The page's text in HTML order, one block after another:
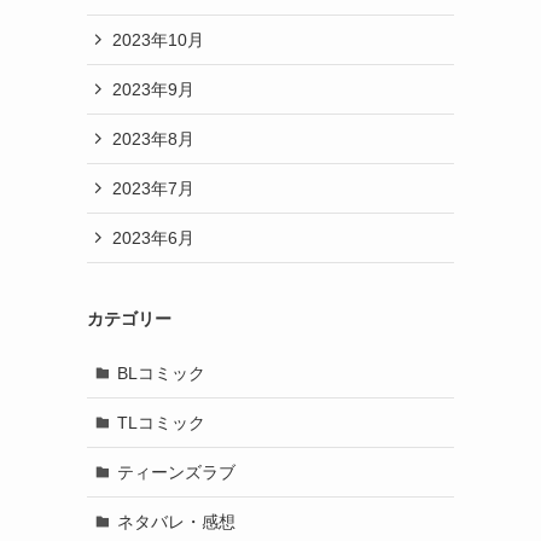
2023年10月
2023年9月
2023年8月
2023年7月
2023年6月
カテゴリー
BLコミック
TLコミック
ティーンズラブ
ネタバレ・感想